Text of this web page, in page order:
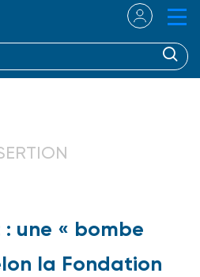
une « bombe
la Fondation